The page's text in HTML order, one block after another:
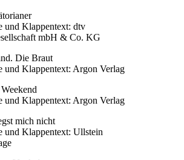
und Klappentext: dtv
mbH & Co. KG
und Klappentext: Argon Verlag
und Klappentext: Argon Verlag
und Klappentext: Ullstein